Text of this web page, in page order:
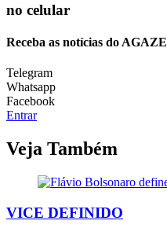
no celular
Receba as notícias do
Telegram
Whatsapp
Facebook
Entrar
Veja Também
VICE DEFINIDO